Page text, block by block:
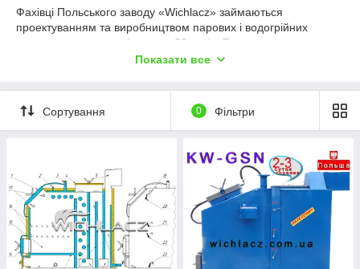
Фахівці Польського заводу «Wichlacz» займаються
проектуванням та виробництвом парових і водогрійних
твердопаливних котлів понад 20 років. Також заводу
«Wichlacz» займається переобладнанням котлів (газових,
індивідуальними вимогами замовника. Заводу «Wichlacz»
має ряд патентів на свої розробки не мають аналогів у світі:
котли, пальники з автоподачей, бункера подачі з підготовки
палива і багато іншого.
Показати все
Сортування 0 Фільтри